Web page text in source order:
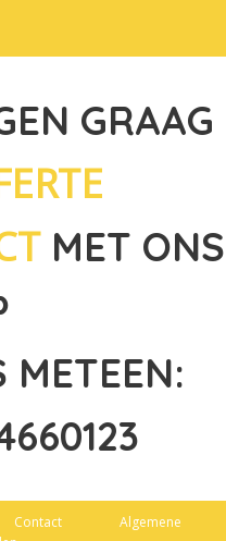
GRAAG
MET ONS
METEEN:
Contact
Algemene